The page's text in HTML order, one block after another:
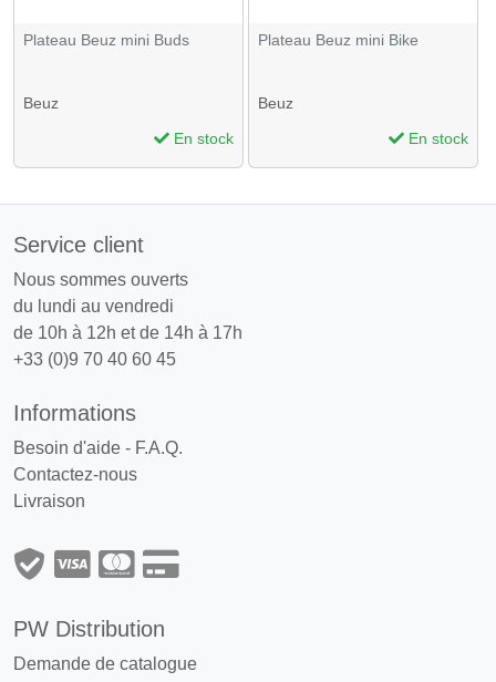
Plateau Beuz mini Buds
Beuz
En stock
Plateau Beuz mini Bike
Beuz
En stock
Service client
Nous sommes ouverts
du lundi au vendredi
de 10h à 12h et de 14h à 17h
+33 (0)9 70 40 60 45
Informations
Besoin d'aide - F.A.Q.
Contactez-nous
Livraison
PW Distribution
Demande de catalogue